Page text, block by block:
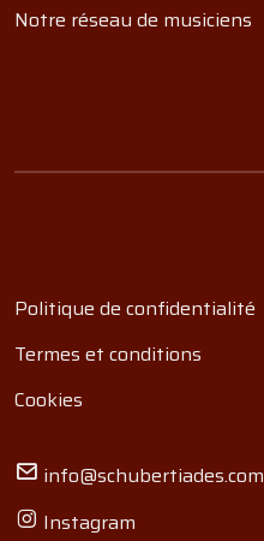
Notre réseau de musiciens
Politique de confidentialité
Termes et conditions
Cookies
info@schubertiades.com
Instagram